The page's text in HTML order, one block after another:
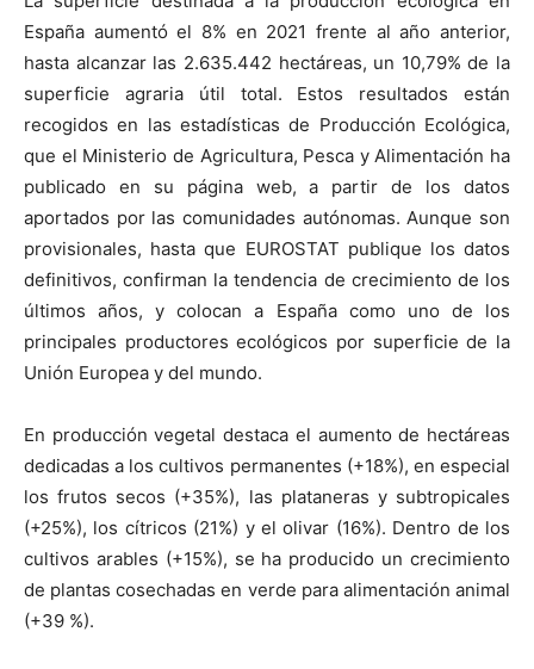
España aumentó el 8% en 2021 frente al año anterior,
hasta alcanzar las 2.635.442 hectáreas, un 10,79% de la
superficie agraria útil total. Estos resultados están
recogidos en las estadísticas de Producción Ecológica,
que el Ministerio de Agricultura, Pesca y Alimentación ha
publicado en su página web, a partir de los datos
aportados por las comunidades autónomas. Aunque son
provisionales, hasta que EUROSTAT publique los datos
definitivos, confirman la tendencia de crecimiento de los
últimos años, y colocan a España como uno de los
principales productores ecológicos por superficie de la
Unión Europea y del mundo.
En producción vegetal destaca el aumento de hectáreas
dedicadas a los cultivos permanentes (+18%), en especial
los frutos secos (+35%), las plataneras y subtropicales
(+25%), los cítricos (21%) y el olivar (16%). Dentro de los
cultivos arables (+15%), se ha producido un crecimiento
de plantas cosechadas en verde para alimentación animal
(+39 %).